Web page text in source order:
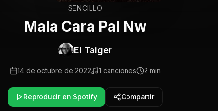
SENCILLO
Mala Cara Pal Nw
El Taiger
14 de octubre de 2022 1 canciones 2 min
Reproducir en Spotify Compartir